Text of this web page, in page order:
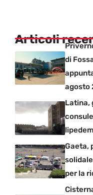
Articoli
di
agosto
Latina,
Gaeta,
solidale
per la